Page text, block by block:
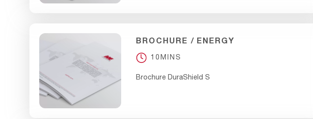
BROCHURE ENERGY
10MINS
Brochure DuraShield S